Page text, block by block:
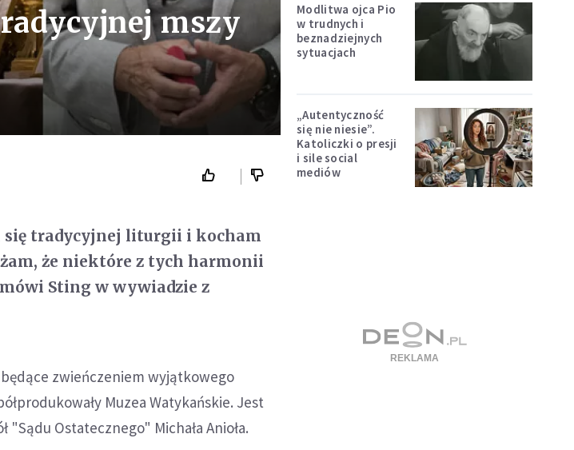
mszy
się tradycyjnej liturgii i kocham
że niektóre z tych harmonii
Sting w wywiadzie z
zwieńczeniem wyjątkowego
Muzea Watykańskie. Jest
Ostatecznego" Michała Anioła.
Modlitwa ojca Pio
w trudnych i
beznadziejnych
sytuacjach
„Autentyczność
się nie niesie”.
Katoliczki o presji
i sile social
mediów